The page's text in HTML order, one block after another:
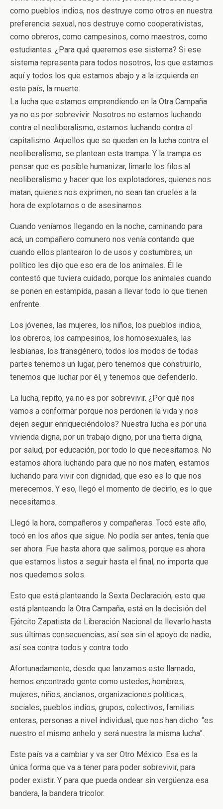
como pueblos indios, nos destruye como otros en nuestra
preferencia sexual, nos destruye como cooperativistas,
como obreros, como campesinos, como maestros, como
estudiantes. ¿Para qué queremos ese sistema? Si ese
sistema representa para todos nosotros, los que estamos
aquí y todos los que estamos abajo y a la izquierda en
este país, la muerte.
La lucha que estamos emprendiendo en la Otra Campaña
ya no es por sobrevivir. Nosotros no estamos luchando
contra el neoliberalismo, estamos luchando contra el
capitalismo. Aquellos que se quedan en la lucha contra el
neoliberalismo, se plantean esta trampa. Y la trampa es
pensar que es posible humanizar, limarle los filos al
neoliberalismo y hacer que los explotadores, quienes nos
matan, quienes nos exprimen, no sean tan crueles a la
hora de explotarnos o de asesinarnos.
Cuando veníamos llegando en la noche, caminando para
acá, un compañero comunero nos venía contando que
cuando ellos plantearon lo de usos y costumbres, un
político les dijo que eso era de los animales. Él le
contestó que tuviera cuidado, porque los animales cuando
se ponen en estampida, pasan a llevar todo lo que tienen
enfrente.
Los jóvenes, las mujeres, los niños, los pueblos indios,
los obreros, los campesinos, los homosexuales, las
lesbianas, los transgénero, todos los modos de todas
partes tenemos un lugar, pero tenemos que construirlo,
tenemos que luchar por él, y tenemos que defenderlo.
La lucha, repito, ya no es por sobrevivir. ¿Por qué nos
vamos a conformar porque nos perdonen la vida y nos
dejen seguir enriqueciéndolos? Nuestra lucha es por una
vivienda digna, por un trabajo digno, por una tierra digna,
por salud, por educación, por todo lo que necesitamos. No
estamos ahora luchando para que no nos maten, estamos
luchando para vivir con dignidad, que eso es lo que nos
merecemos. Y eso, llegó el momento de decirlo, es lo que
necesitamos.
Llegó la hora, compañeros y compañeras. Tocó este año,
tocó en los años que sigue. No podía ser antes, tenía que
ser ahora. Fue hasta ahora que salimos, porque es ahora
que estamos listos a seguir hasta el final, no importa que
nos quedemos solos.
Esto que está planteando la Sexta Declaración, esto que
está planteando la Otra Campaña, está en la decisión del
Ejército Zapatista de Liberación Nacional de llevarlo hasta
sus últimas consecuencias, así sea sin el apoyo de nadie,
así sea contra todos y contra todo.
Afortunadamente, desde que lanzamos este llamado,
hemos encontrado gente como ustedes, hombres,
mujeres, niños, ancianos, organizaciones políticas,
sociales, pueblos indios, grupos, colectivos, familias
enteras, personas a nivel individual, que nos han dicho: “es
nuestro el mismo anhelo y será nuestra la misma lucha”.
Este país va a cambiar y va ser Otro México. Esa es la
única forma que va a tener para poder sobrevivir, para
poder existir. Y para que pueda ondear sin vergüenza esa
bandera, la bandera tricolor.